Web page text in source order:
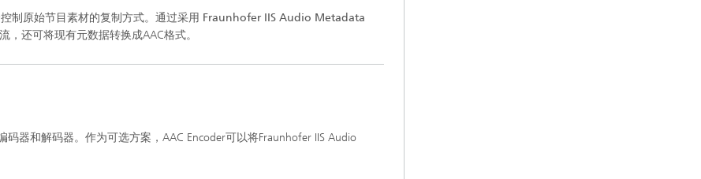
制原始节目素材的复制方式。通过采用 Fraunhofer IIS Audio Metadata
，还可将现有元数据转换成AAC格式。
码器和解码器。作为可选方案，AAC Encoder可以将Fraunhofer IIS Audio